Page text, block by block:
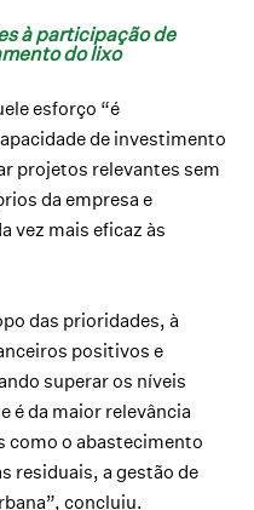
à participação de
do lixo
esforço “é
de investimento
projetos relevantes sem
da empresa e
vez mais eficaz às
das prioridades, à
positivos e
superar os níveis
é da maior relevância
como o abastecimento
residuais, a gestão de
concluiu.